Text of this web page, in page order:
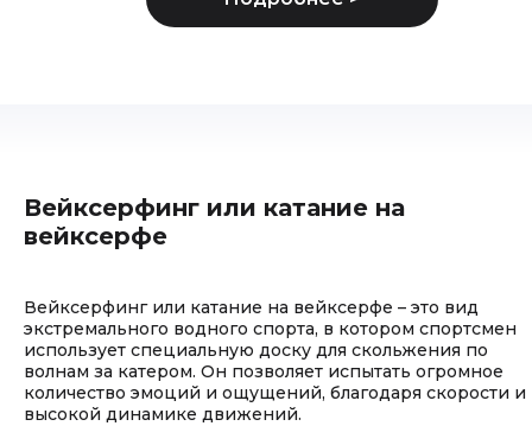
Вейксерфинг или катание на
вейксерфе
Вейксерфинг или катание на вейксерфе – это вид
экстремального водного спорта, в котором спортсмен
использует специальную доску для скольжения по
волнам за катером. Он позволяет испытать огромное
количество эмоций и ощущений, благодаря скорости и
высокой динамике движений.